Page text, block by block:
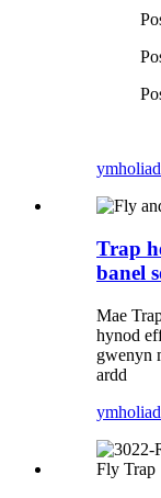
ymholiad
Trap
banel
Mae
hynod
gwenyn
ardd
ymholiad